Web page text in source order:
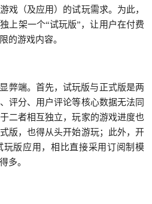
戏（及应用）的试玩需求。为此，
上架一个“试玩版”，让用户在付费
的游戏内容。
弊端。首先，试玩版与正式版是两
评分、用户评论等核心数据无法同
二者相互独立，玩家的游戏进度也
版，也得从头开始游玩；此外，开
玩版应用，相比直接采用订阅制模
多。